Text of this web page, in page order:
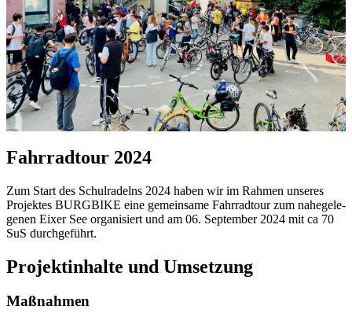
Fahr­rad­tour 2024
Zum Start des Schul­ra­delns 2024 ha­ben wir im Rah­men un­se­res
Pro­jek­tes BURG­BIKE eine ge­mein­sa­me Fahr­rad­tour zum na­he­ge­le­
ge­nen Ei­xer See or­ga­ni­siert und am 06. Sep­tem­ber 2024 mit ca 70
SuS durch­ge­führt.
Pro­jekt­in­hal­te und Um­set­zung
Maß­nah­men